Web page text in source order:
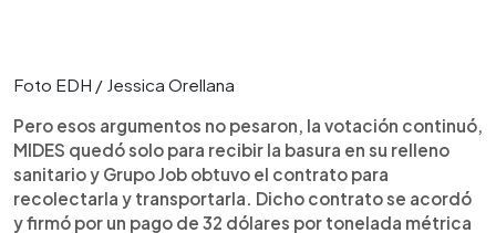
Foto EDH / Jessica Orellana
Pero esos argumentos no pesaron, la votación continuó,
MIDES quedó solo para recibir la basura en su relleno
sanitario y Grupo Job obtuvo el contrato para
recolectarla y transportarla. Dicho contrato se acordó
y firmó por un pago de 32 dólares por tonelada métrica